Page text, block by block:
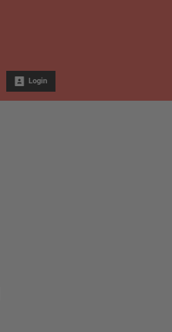
Login